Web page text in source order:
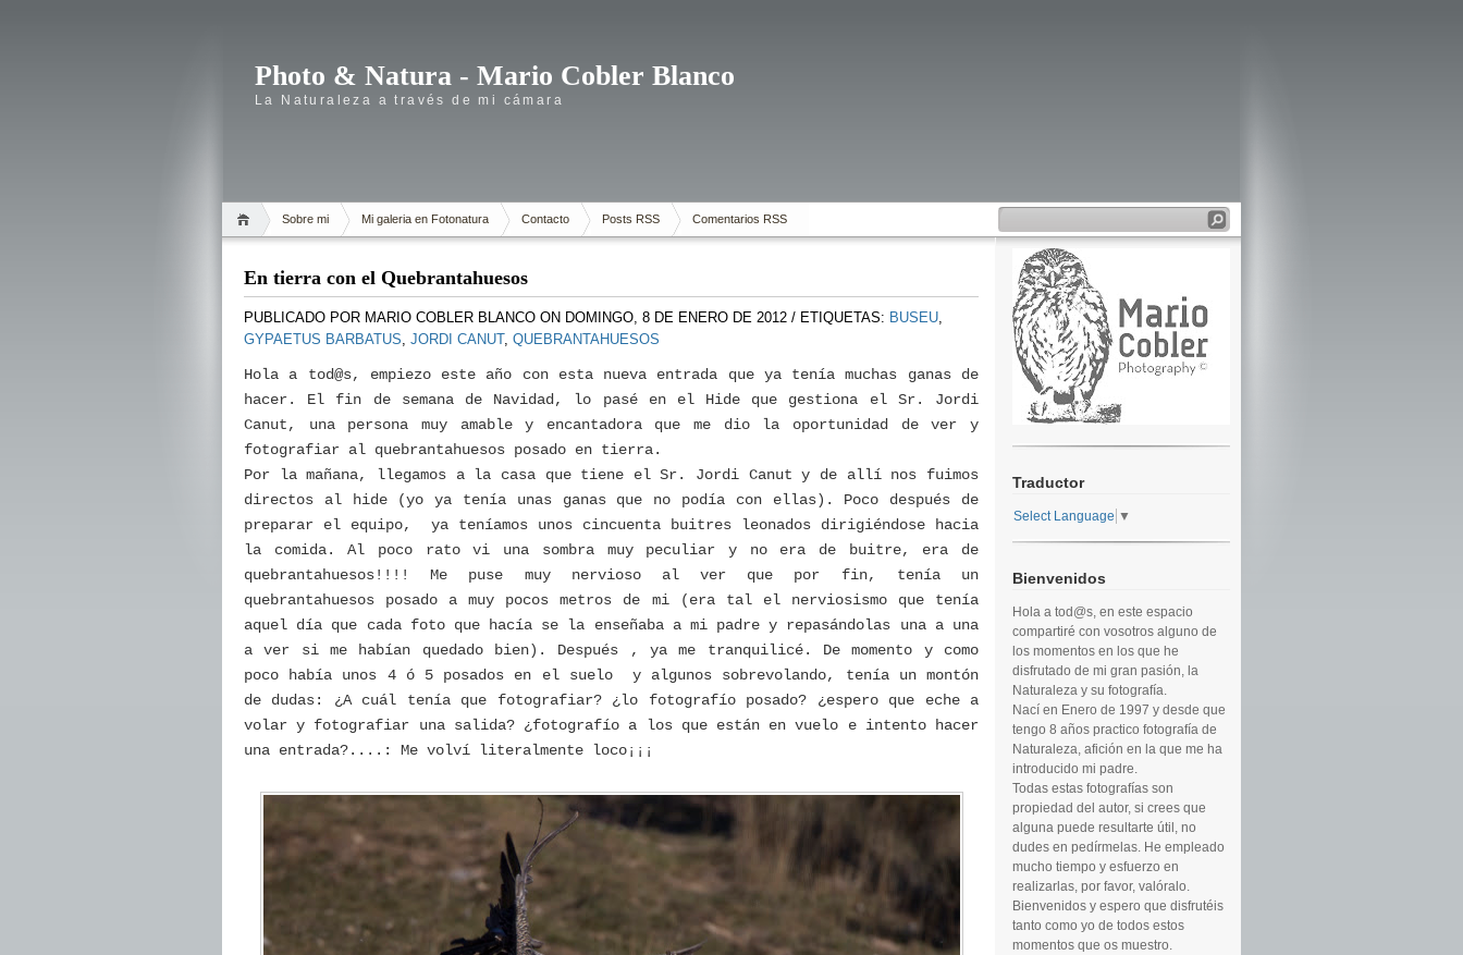
Photo & Natura - Mario Cobler Blanco
La Naturaleza a través de mi cámara
Sobre mi Mi galeria en Fotonatura Contacto Posts RSS Comentarios RSS
En tierra con el Quebrantahuesos
PUBLICADO POR MARIO COBLER BLANCO ON DOMINGO, 8 DE ENERO DE 2012 / ETIQUETAS: BUSEU,
GYPAETUS BARBATUS, JORDI CANUT, QUEBRANTAHUESOS
Hola a tod@s, empiezo este año con esta nueva entrada que ya tenía muchas ganas de
hacer. El fin de semana de Navidad, lo pasé en el Hide que gestiona el Sr. Jordi
Canut, una persona muy amable y encantadora que me dio la oportunidad de ver y
fotografiar al quebrantahuesos posado en tierra.
Por la mañana, llegamos a la casa que tiene el Sr. Jordi Canut y de allí nos fuimos
directos al hide (yo ya tenía unas ganas que no podía con ellas). Poco después de
preparar el equipo, ya teníamos unos cincuenta buitres leonados dirigiéndose hacia
la comida. Al poco rato vi una sombra muy peculiar y no era de buitre, era de
quebrantahuesos!!!! Me puse muy nervioso al ver que por fin, tenía un
quebrantahuesos posado a muy pocos metros de mi (era tal el nerviosismo que tenía
aquel día que cada foto que hacía se la enseñaba a mi padre y repasándolas una a una
a ver si me habían quedado bien). Después , ya me tranquilicé. De momento y como
poco había unos 4 ó 5 posados en el suelo y algunos sobrevolando, tenía un montón
de dudas: ¿A cuál tenía que fotografiar? ¿lo fotografío posado? ¿espero que eche a
volar y fotografiar una salida? ¿fotografío a los que están en vuelo e intento hacer
una entrada?....: Me volví literalmente loco¡¡¡
Traductor
Select Language ▼
Bienvenidos
Hola a tod@s, en este espacio
compartiré con vosotros alguno de
los momentos en los que he
disfrutado de mi gran pasión, la
Naturaleza y su fotografía.
Nací en Enero de 1997 y desde que
tengo 8 años practico fotografía de
Naturaleza, afición en la que me ha
introducido mi padre.
Todas estas fotografías son
propiedad del autor, si crees que
alguna puede resultarte útil, no
dudes en pedírmelas. He empleado
mucho tiempo y esfuerzo en
realizarlas, por favor, valóralo.
Bienvenidos y espero que disfrutéis
tanto como yo de todos estos
momentos que os muestro.